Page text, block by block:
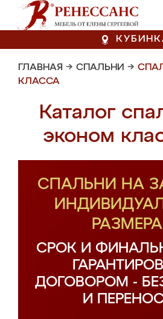
ГЛАВНАЯ → СПАЛЬНИ →
КЛАССА
Каталог
эконом
СПАЛЬНИ НА
СРОК И
ДОГОВОРОМ -
И